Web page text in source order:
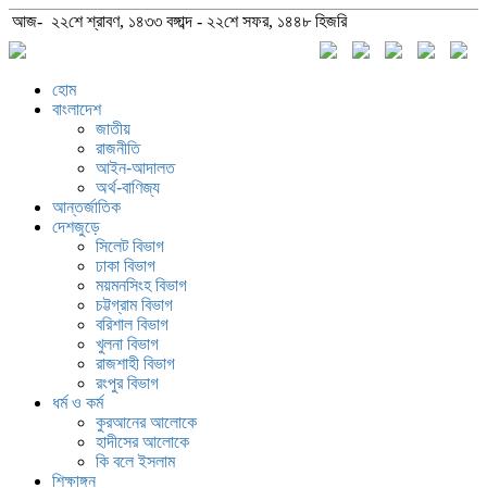
আজ- ২২শে শ্রাবণ, ১৪৩৩ বঙ্গাব্দ - ২২শে সফর, ১৪৪৮ হিজরি
হোম
বাংলাদেশ
জাতীয়
রাজনীতি
আইন-আদালত
অর্থ-বাণিজ্য
আন্তর্জাতিক
দেশজুড়ে
সিলেট বিভাগ
ঢাকা বিভাগ
ময়মনসিংহ বিভাগ
চট্টগ্রাম বিভাগ
বরিশাল বিভাগ
খুলনা বিভাগ
রাজশাহী বিভাগ
রংপুর বিভাগ
ধর্ম ও কর্ম
কুরআনের আলোকে
হাদীসের আলোকে
কি বলে ইসলাম
শিক্ষাঙ্গন